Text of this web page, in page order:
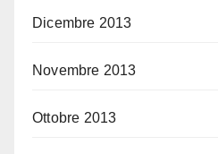
Dicembre 2013
Novembre 2013
Ottobre 2013